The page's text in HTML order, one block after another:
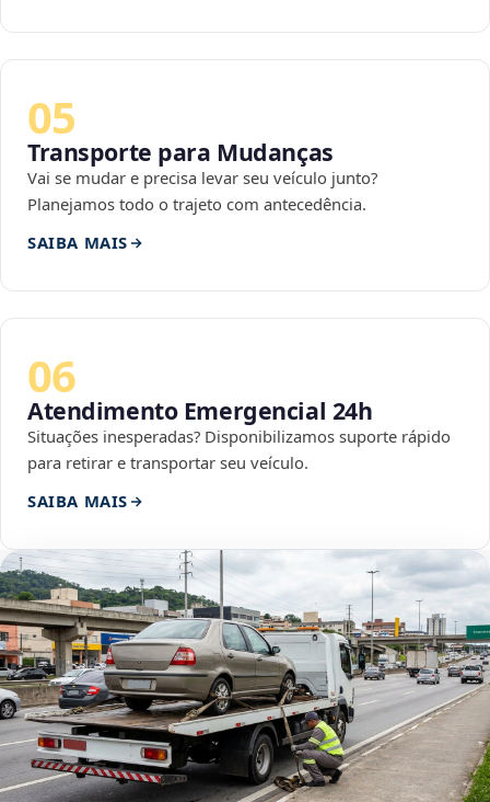
05
Transporte para Mudanças
Vai se mudar e precisa levar seu veículo junto?
Planejamos todo o trajeto com antecedência.
SAIBA MAIS
06
Atendimento Emergencial 24h
Situações inesperadas? Disponibilizamos suporte rápido
para retirar e transportar seu veículo.
SAIBA MAIS